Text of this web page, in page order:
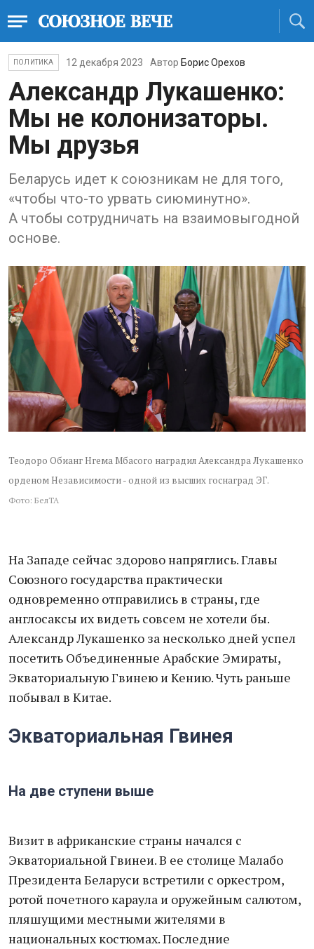
ПОЛИТИКА 12 декабря 2023 Автор Борис Орехов
Александр Лукашенко:
Мы не колонизаторы.
Мы друзья
Беларусь идет к союзникам не для того,
«чтобы что-то урвать сиюминутно».
А чтобы сотрудничать на взаимовыгодной
основе.
Теодоро Обианг Нгема Мбасого наградил Александра Лукашенко
орденом Независимости - одной из высших госнаград ЭГ.
Фото: БелТА
На Западе сейчас здорово напряглись. Главы
Союзного государства практически
одновременно отправились в страны, где
англосаксы их видеть совсем не хотели бы.
Александр Лукашенко за несколько дней успел
посетить Объединенные Арабские Эмираты,
Экваториальную Гвинею и Кению. Чуть раньше
побывал в Китае.
Экваториальная Гвинея
На две ступени выше
Визит в африканские страны начался с
Экваториальной Гвинеи. В ее столице Малабо
Президента Беларуси встретили с оркестром,
ротой почетного караула и оружейным салютом,
пляшущими местными жителями в
национальных костюмах. Последние